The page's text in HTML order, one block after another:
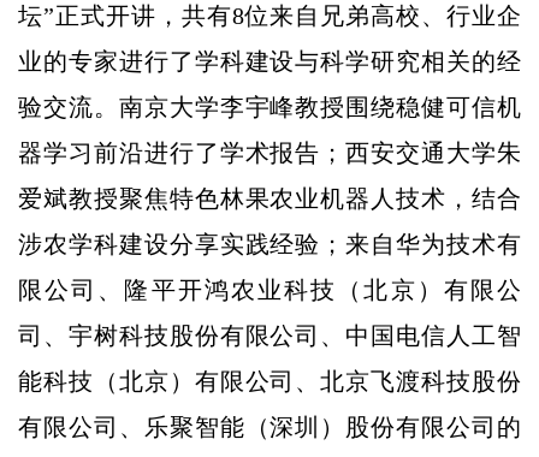
坛”正式开讲，共有8位来自兄弟高校、行业企
业的专家进行了学科建设与科学研究相关的经
验交流。南京大学李宇峰教授围绕稳健可信机
器学习前沿进行了学术报告；西安交通大学朱
爱斌教授聚焦特色林果农业机器人技术，结合
涉农学科建设分享实践经验；来自华为技术有
限公司、隆平开鸿农业科技（北京）有限公
司、宇树科技股份有限公司、中国电信人工智
能科技（北京）有限公司、北京飞渡科技股份
有限公司、乐聚智能（深圳）股份有限公司的